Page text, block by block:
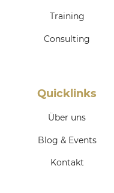
Training
Consulting
Quicklinks
Über uns
Blog & Events
Kontakt